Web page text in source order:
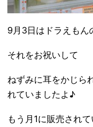
9月3日はドラえもん
それをお祝いして
ねずみに耳をかじら
れていましたよ♪
もう月1に販売され